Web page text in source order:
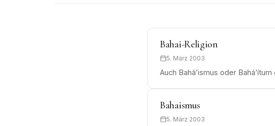
Bahai-Religion
5. März 2003
Auch Bahá’ismus oder
Bahaismus
5. März 2003